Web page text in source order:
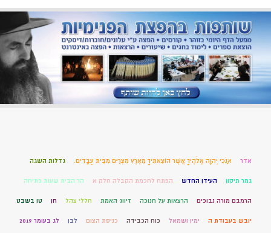
אדר אָנֹכִי יְהוָה אֱלֹהֶיךָ אֲשֶׁר הוֹצֵאתִיךָ מֵאֶרֶץ מִצְרַיִם מִבֵּית עֲבָדִים. גדלות השגה
גמר תיקון העידן החדש הפתח לחכמת הקבלה חלק א הר הבית שעות פתיחה
הרמבם מורה נבוכים הרצאות על חנוכה זיווג האמת חללי צהל חן טו בשבט
יובש בעבודת ה ימין ושמאל כוח הכבידה כניסת הצום לבן לג בעומר 2019